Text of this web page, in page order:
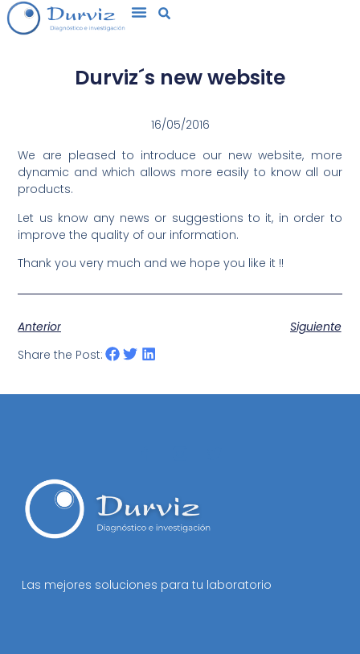
Durviz´s new website
16/05/2016
We are pleased to introduce our new website, more
dynamic and which allows more easily to know all our
products.
Let us know any news or suggestions to it, in order to
improve the quality of our information.
Thank you very much and we hope you like it !!
Anterior
Siguiente
Share the Post:
Las mejores soluciones para tu laboratorio